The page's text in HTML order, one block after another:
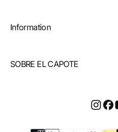
Information
SOBRE EL CAPOTE